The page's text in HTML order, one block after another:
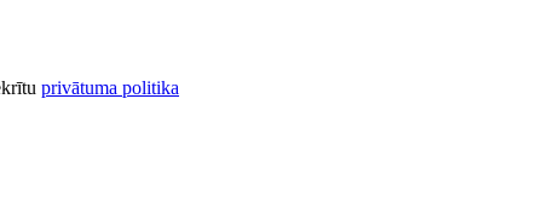
privātuma politika